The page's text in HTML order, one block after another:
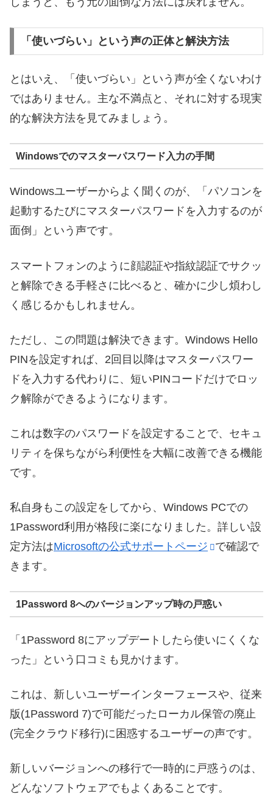
「使いづらい」という声の正体と解決方法
とはいえ、「使いづらい」という声が全くないわけ
ではありません。主な不満点と、それに対する現実
的な解決方法を見てみましょう。
Windowsでのマスターパスワード入力の手間
Windowsユーザーからよく聞くのが、「パソコンを
起動するたびにマスターパスワードを入力するのが
面倒」という声です。
スマートフォンのように顔認証や指紋認証でサクッ
と解除できる手軽さに比べると、確かに少し煩わし
く感じるかもしれません。
ただし、この問題は解決できます。Windows Hello
PINを設定すれば、2回目以降はマスターパスワー
ドを入力する代わりに、短いPINコードだけでロッ
ク解除ができるようになります。
これは数字のパスワードを設定することで、セキュ
リティを保ちながら利便性を大幅に改善できる機能
です。
私自身もこの設定をしてから、Windows PCでの
1Password利用が格段に楽になりました。詳しい設
定方法はMicrosoftの公式サポートページ
で確認で
きます。
1Password 8へのバージョンアップ時の戸惑い
「1Password 8にアップデートしたら使いにくくな
った」という口コミも見かけます。
これは、新しいユーザーインターフェースや、従来
版(1Password 7)で可能だったローカル保管の廃止
(完全クラウド移行)に困惑するユーザーの声です。
新しいバージョンへの移行で一時的に戸惑うのは、
どんなソフトウェアでもよくあることです。